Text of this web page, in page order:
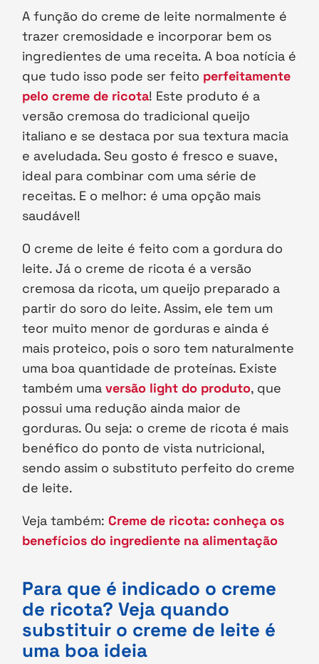
A função do creme de leite normalmente é
trazer cremosidade e incorporar bem os
ingredientes de uma receita. A boa notícia é
que tudo isso pode ser feito perfeitamente
pelo creme de ricota! Este produto é a
versão cremosa do tradicional queijo
italiano e se destaca por sua textura macia
e aveludada. Seu gosto é fresco e suave,
ideal para combinar com uma série de
receitas. E o melhor: é uma opção mais
saudável!
O creme de leite é feito com a gordura do
leite. Já o creme de ricota é a versão
cremosa da ricota, um queijo preparado a
partir do soro do leite. Assim, ele tem um
teor muito menor de gorduras e ainda é
mais proteico, pois o soro tem naturalmente
uma boa quantidade de proteínas. Existe
também umaversão light do produto, que
possui uma redução ainda maior de
gorduras. Ou seja: o creme de ricota é mais
benéfico do ponto de vista nutricional,
sendo assim o substituto perfeito do creme
de leite.
Veja também: Creme de ricota: conheça os
benefícios do ingrediente na alimentação
Para que é indicado o creme
de ricota? Veja quando
substituir o creme de leite é
uma boa ideia